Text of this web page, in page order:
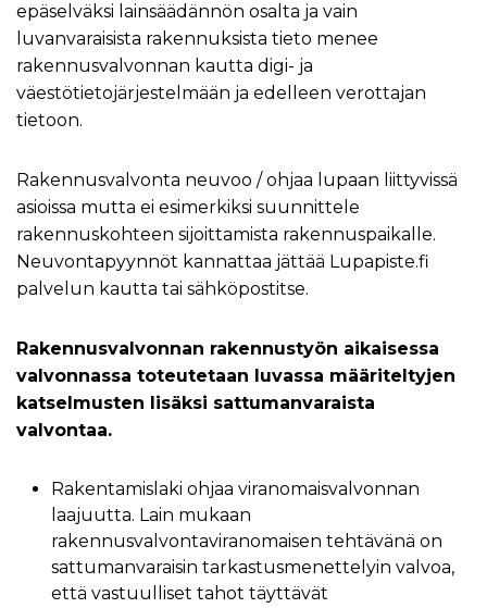
epäselväksi lainsäädännön osalta ja vain
luvanvaraisista rakennuksista tieto menee
rakennusvalvonnan kautta digi- ja
väestötietojärjestelmään ja edelleen verottajan
tietoon.
Rakennusvalvonta neuvoo / ohjaa lupaan liittyvissä
asioissa mutta ei esimerkiksi suunnittele
rakennuskohteen sijoittamista rakennuspaikalle.
Neuvontapyynnöt kannattaa jättää Lupapiste.fi
palvelun kautta tai sähköpostitse.
Rakennusvalvonnan rakennustyön aikaisessa
valvonnassa toteutetaan luvassa määriteltyjen
katselmusten lisäksi sattumanvaraista
valvontaa.
Rakentamislaki ohjaa viranomaisvalvonnan
laajuutta. Lain mukaan
rakennusvalvontaviranomaisen tehtävänä on
sattumanvaraisin tarkastusmenettelyin valvoa,
että vastuulliset tahot täyttävät